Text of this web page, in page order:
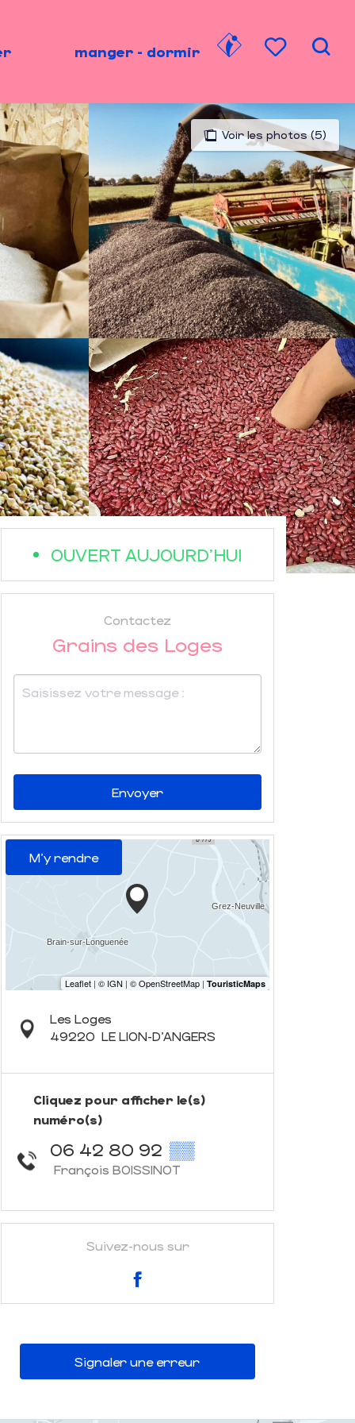
manger - dormir
Voir les photos (5)
OUVERT AUJOURD'HUI
Contactez
Grains des Loges
Envoyer
M'y rendre
Les Loges
49220 LE LION-D'ANGERS
Cliquez pour afficher le(s)
numéro(s)
06 42 80 92 ▒▒
François BOISSINOT
Suivez-nous sur
Signaler une erreur